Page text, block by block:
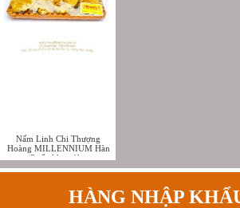
Nấm Linh Chi Thượng
Hoàng MILLENNIUM Hàn
Quốc khay 1kg
HÀNG NHẬP